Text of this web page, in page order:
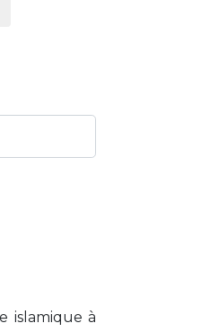
islamique à